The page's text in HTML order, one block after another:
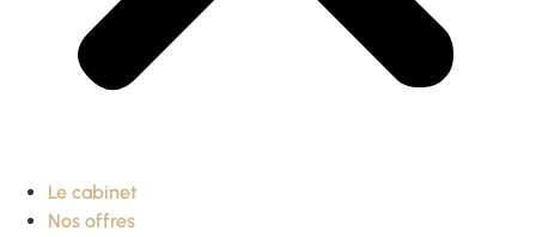
Le cabinet
Nos offres